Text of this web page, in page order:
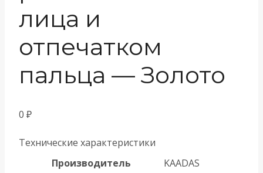
лица и
отпечатком
пальца — Золото
0 ₽
Технические характеристики
Производитель
KAADAS